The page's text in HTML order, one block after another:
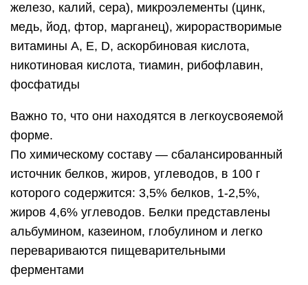
железо, калий, сера), микроэлементы (цинк,
медь, йод, фтор, марганец), жирорастворимые
витамины А, Е, D, аскорбиновая кислота,
никотиновая кислота, тиамин, рибофлавин,
фосфатиды
Важно то, что они находятся в легкоусвояемой
форме.
По химическому составу — сбалансированный
источник белков, жиров, углеводов, в 100 г
которого содержится: 3,5% белков, 1-2,5%,
жиров 4,6% углеводов. Белки представлены
альбумином, казеином, глобулином и легко
перевариваются пищеварительными
ферментами